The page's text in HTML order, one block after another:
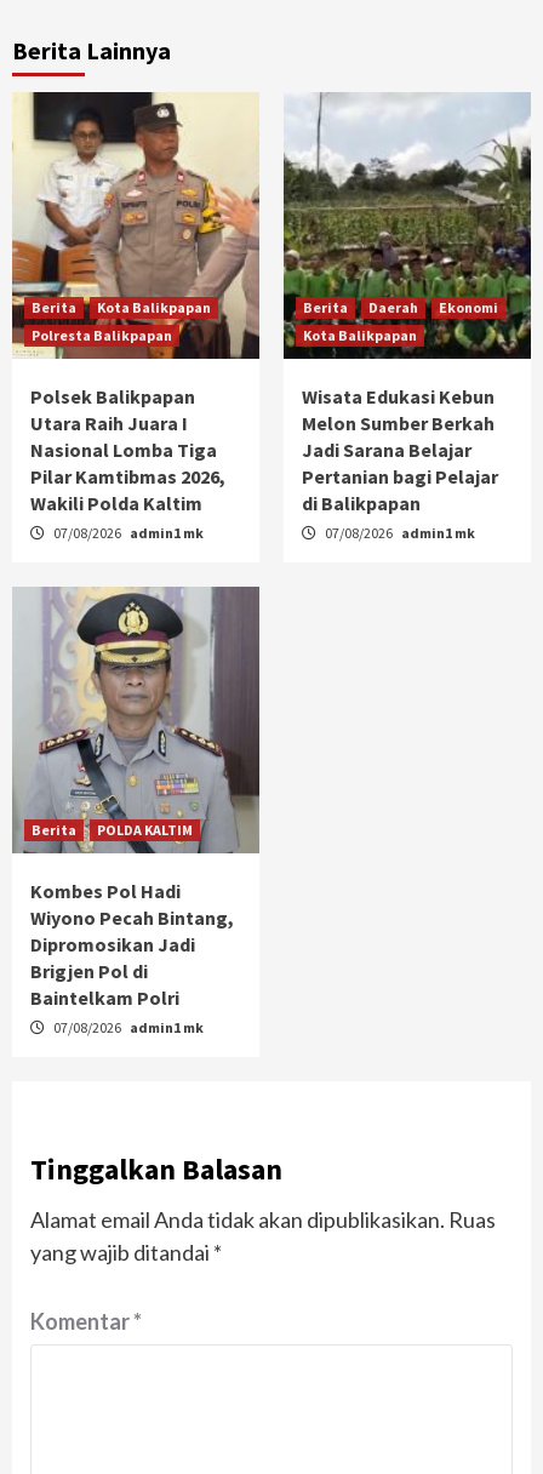
Berita Lainnya
Berita
Kota Balikpapan
Polresta Balikpapan
Polsek Balikpapan
Utara Raih Juara I
Nasional Lomba Tiga
Pilar Kamtibmas 2026,
Wakili Polda Kaltim
07/08/2026 admin1 mk
Berita Daerah
Ekonomi
Kota Balikpapan
Wisata Edukasi Kebun
Melon Sumber Berkah
Jadi Sarana Belajar
Pertanian bagi Pelajar
di Balikpapan
07/08/2026 admin1 mk
Berita POLDA KALTIM
Kombes Pol Hadi
Wiyono Pecah Bintang,
Dipromosikan Jadi
Brigjen Pol di
Baintelkam Polri
07/08/2026 admin1 mk
Tinggalkan Balasan
Alamat email Anda tidak akan dipublikasikan. Ruas
yang wajib ditandai *
Komentar*